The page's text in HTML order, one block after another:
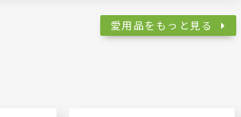
愛用品をもっと見る